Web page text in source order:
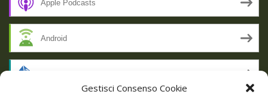
Gestisci Consenso Cookie
Apple Podcasts
Android